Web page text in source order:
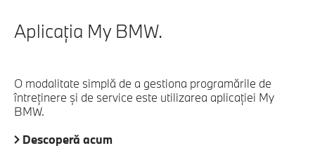
Aplicaţia My BMW.
O modalitate simplă de a gestiona programările de
întreţinere şi de service este utilizarea aplicaţiei My
BMW.
Descoperă acum